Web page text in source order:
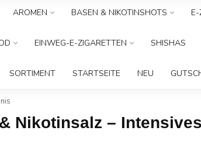
AROMEN BASEN & NIKOTINSHOTS E-
EINWEG-E-ZIGARETTEN SHISHAS
SORTIMENT STARTSEITE NEU
Nikotinsalz –